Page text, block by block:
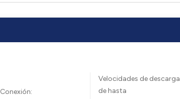
Conexión:
Velocidades de descarga
de hasta